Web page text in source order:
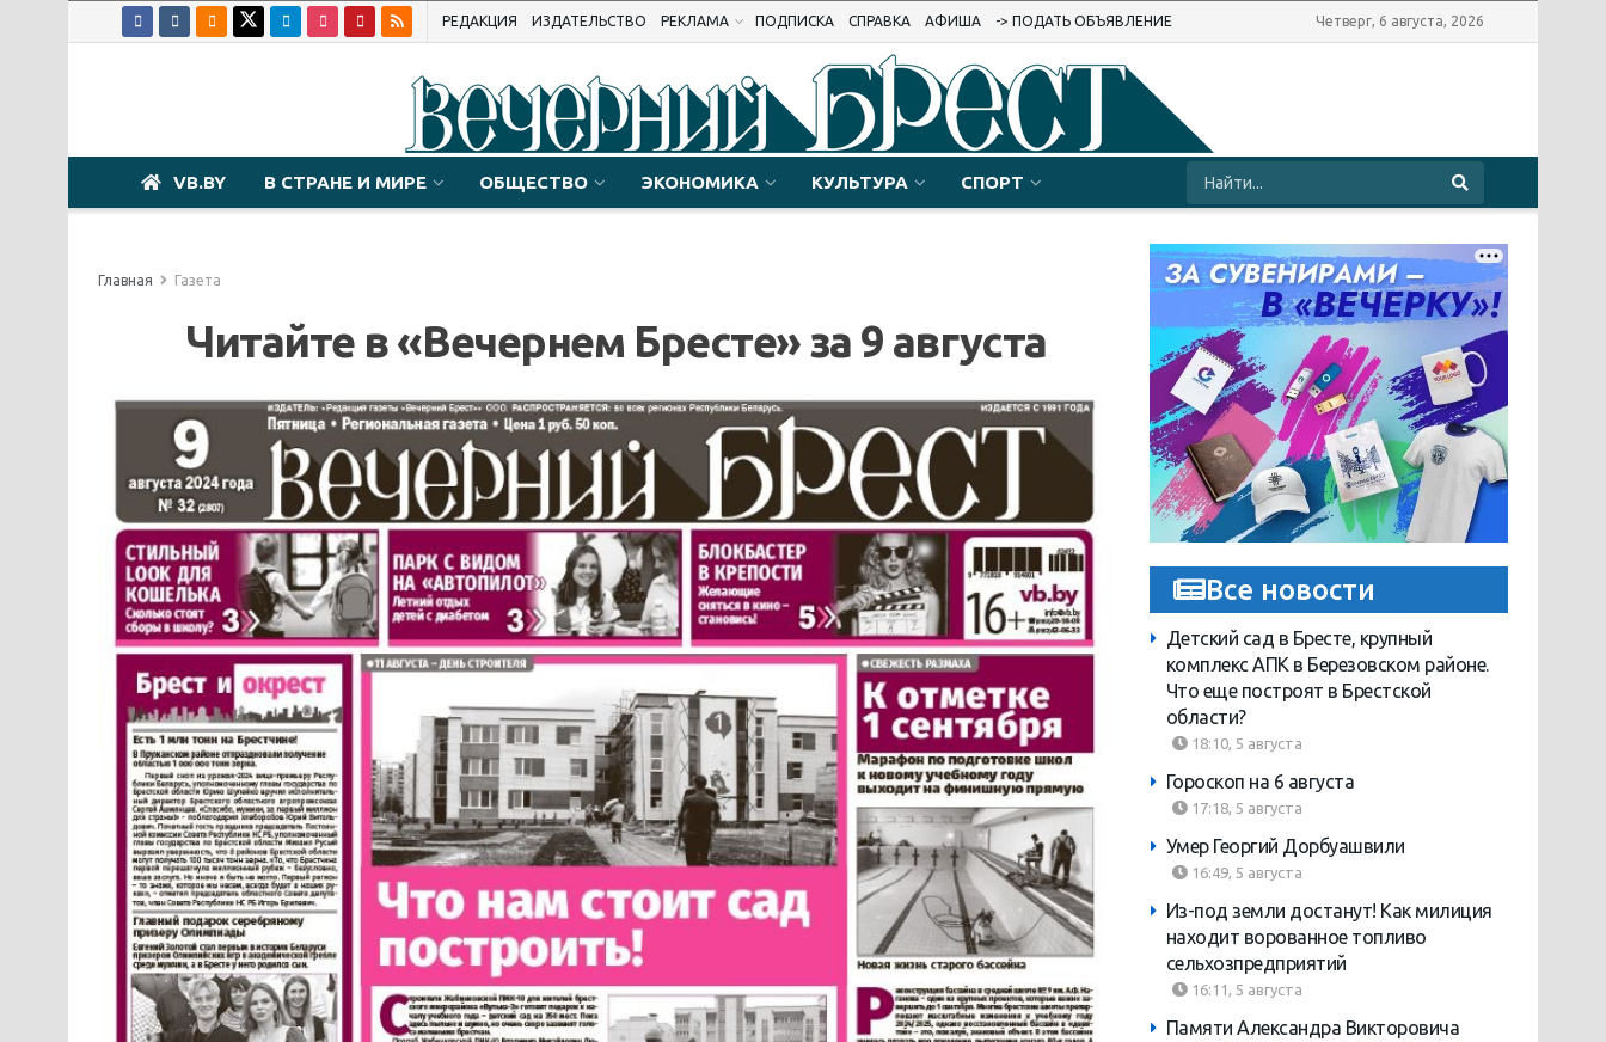
РЕДАКЦИЯ ИЗДАТЕЛЬСТВО РЕКЛАМА ПОДПИСКА СПРАВКА АФИША -> ПОДАТЬ ОБЪЯВЛЕНИЕ Четверг, 6 августа, 2026
VB.BY В СТРАНЕ И МИРЕ ОБЩЕСТВО ЭКОНОМИКА КУЛЬТУРА СПОРТ
Главная Газета
Читайте в «Вечернем Бресте» за 9 августа
Все новости
Детский сад в Бресте, крупный
комплекс АПК в Березовском районе.
Что еще построят в Брестской
области?
18:10, 5 августа
Гороскоп на 6 августа
17:18, 5 августа
Умер Георгий Дорбуашвили
16:49, 5 августа
Из-под земли достанут! Как милиция
находит ворованное топливо
сельхозпредприятий
16:11, 5 августа
Памяти Александра Викторовича